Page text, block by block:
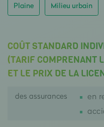
Plaine Milieu urbain
COÛT STANDARD
(TARIF COMPRENANT
ET LE PRIX DE LA
des assurances
en